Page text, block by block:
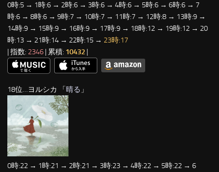
0時:5 → 1時:6 → 2時:6 → 3時:6 → 4時:6 → 5時:6 → 6時:6 → 7
時:6 → 8時:6 → 9時:7 → 10時:7 → 11時:7 → 12時:8 → 13時:9 →
14時:9 → 15時:9 → 16時:9 → 17時:9 → 18時:12 → 19時:12 → 20
時:13 → 21時:14 → 22時:15 → 23時:17
| 指数: 2346 | 累積: 10432
18位…ヨルシカ 「晴る 」
0時:22 → 1時:21 → 2時:21 → 3時:23 → 4時:22 → 5時:22 → 6